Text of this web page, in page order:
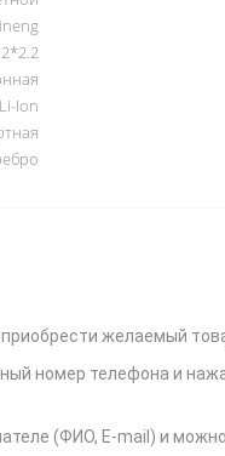
Li-Ion
приобрести желаемый
номер телефона и
(ФИО, E-mail) и